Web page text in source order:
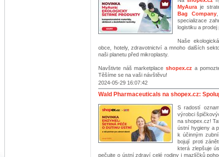
MyAura je
Bag Company
specializace
logistiku a
Naše
obce, hotely, zdravotnictví a mnoho dalších
naši planetu před mikroplasty.
Navštivte náš marketplaceshopex.cz a
Těšíme se na vaši návštěvu!
2024-05-29 16:07:42
Wald Pharmaceuticals na shopex.cz:
S radostí
výrobci
na shopex.cz!
ústní hygieny a
k účinným
bojují proti
která zlepšuje
pečujte o ústní zdraví celé rodiny i mazlíčků